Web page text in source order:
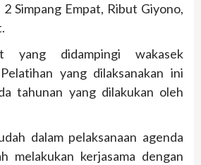
Simpang Empat, Ribut Giyono,
yang didampingi wakasek
yang dilaksanakan ini
tahunan yang dilakukan oleh
dalam pelaksanaan agenda
melakukan kerjasama dengan